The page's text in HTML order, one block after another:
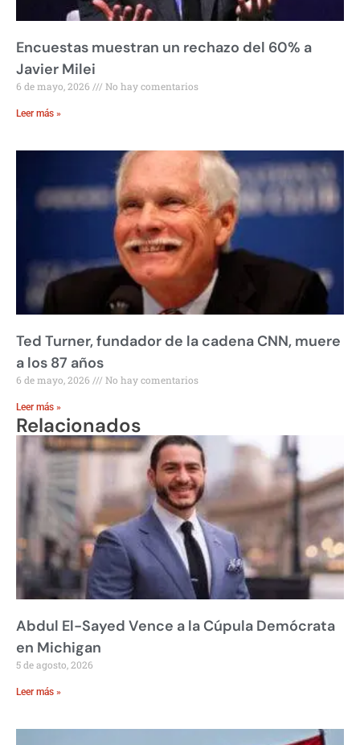
Encuestas muestran un rechazo del 60% a
Javier Milei
6 de mayo, 2026 No hay comentarios
Leer más »
Ted Turner, fundador de la cadena CNN, muere
a los 87 años
6 de mayo, 2026 No hay comentarios
Leer más »
Relacionados
Abdul El-Sayed Vence a la Cúpula Demócrata
en Michigan
5 de agosto, 2026
Leer más »